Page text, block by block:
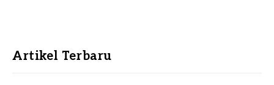
Artikel Terbaru